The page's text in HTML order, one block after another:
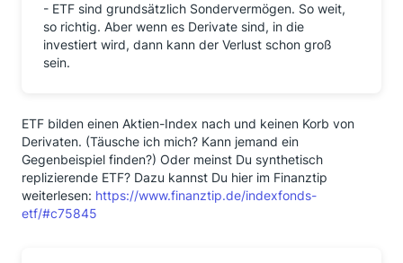
- ETF sind grundsätzlich Sondervermögen. So weit,
so richtig. Aber wenn es Derivate sind, in die
investiert wird, dann kann der Verlust schon groß
sein.
ETF bilden einen Aktien-Index nach und keinen Korb von
Derivaten. (Täusche ich mich? Kann jemand ein
Gegenbeispiel finden?) Oder meinst Du synthetisch
replizierende ETF? Dazu kannst Du hier im Finanztip
weiterlesen: https://www.finanztip.de/indexfonds-
etf/#c75845